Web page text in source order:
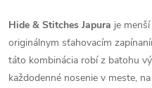
Hide & Stitches Japura je
originálnym sťahovacím
táto kombinácia robí z batohu
každodenné nosenie v meste,